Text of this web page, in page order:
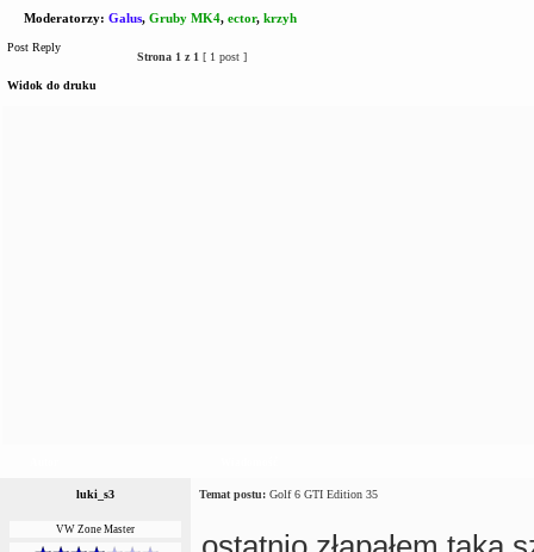
Moderatorzy: Galus, Gruby MK4, ector, krzyh
Post Reply
Strona 1 z 1 [ 1 post ]
Widok do druku
luki_s3 Temat postu: Golf 6 GTI Edition 35
VW Zone Master